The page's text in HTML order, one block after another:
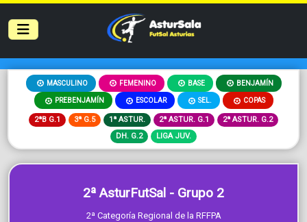
MASCULINO FEMENINO BASE BENJAMÍN
PREBENJAMÍN ESCOLAR SEL. COPAS
2ªB G.1 3ª G.5 1ª ASTUR. 2ª ASTUR. G.1
2ª ASTUR. G.2
DH. G.2
LIGA JUV.
2ª AsturFutSal - Grupo 2
2ª Categoría Regional de la RFFPA